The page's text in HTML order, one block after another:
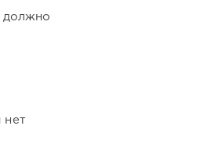
должно
нет